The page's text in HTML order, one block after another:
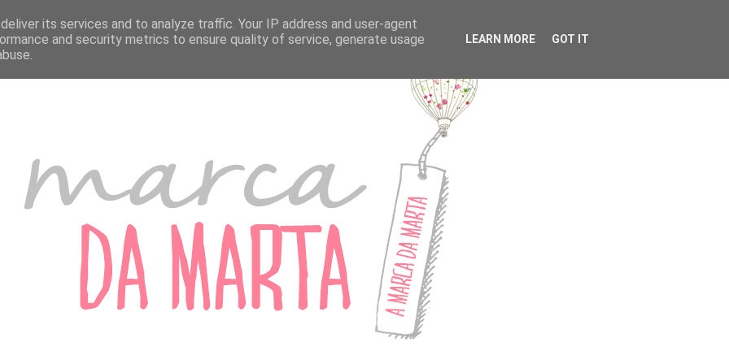
A MARTA MARCADORES DE PORTUGAL MARCADORES DO ESTRANGEIRO CONTACTOS
its services and to analyze traffic. Your IP address and user-agent
and security metrics to ensure quality of service, generate usage
LEARN MORE GOT IT